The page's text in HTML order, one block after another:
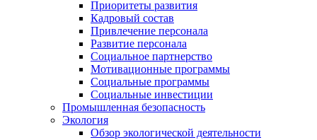
Приоритеты развития
Кадровый состав
Привлечение персонала
Развитие персонала
Социальное партнерство
Мотивационные программы
Социальные программы
Социальные инвестиции
Промышленная безопасность
Экология
Обзор экологической деятельности